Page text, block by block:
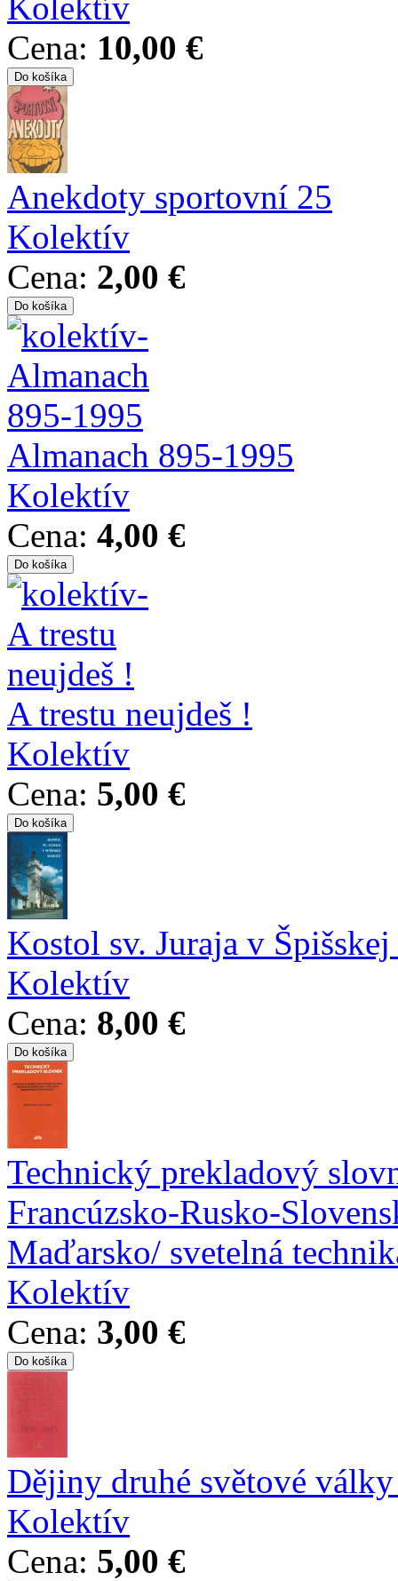
Cena: 10,00 €
Anekdoty sportovní 25
Kolektív
Cena: 2,00 €
Almanach 895-1995
Kolektív
Cena: 4,00 €
A trestu neujdeš !
Kolektív
Cena: 5,00 €
Kostol sv. Juraja v Špišskej
Kolektív
Cena: 8,00 €
Technický prekladový
Francúzsko-Rusko-
Maďarsko/ svetelná
Kolektív
Cena: 3,00 €
Dějiny druhé světové
Kolektív
Cena: 5,00 €